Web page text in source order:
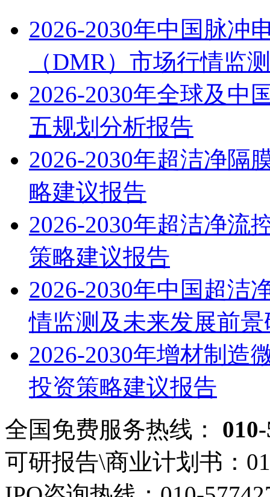
2026-2030年中国脉冲
（DMR）市场行情监
2026-2030年全球及中
五规划分析报告
2026-2030年超洁净隔
略建议报告
2026-2030年超洁净流
策略建议报告
2026-2030年中国超洁
情监测及未来发展前
2026-2030年增材制造
投资策略建议报告
全国免费服务热线：
可研报告\商业计划书：